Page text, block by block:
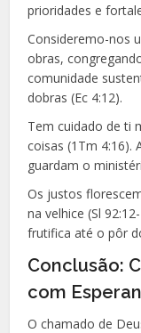
prioridades e
Consideremo-nos
obras,
comunidade
dobras (Ec 4:12).
Tem cuidado de ti
coisas (1Tm 4:16).
guardam o
Os justos
na velhice (Sl
frutifica até o pôr
Conclusão:
com
O chamado de